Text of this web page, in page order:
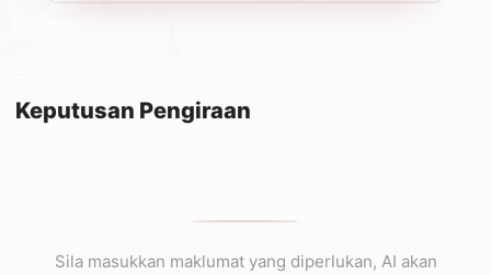
Keputusan Pengiraan
Sila masukkan maklumat yang diperlukan, AI akan